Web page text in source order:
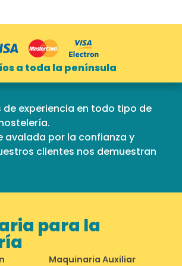
a toda la península
de experiencia en todo tipo de
avalada por la confianza y
clientes nos demuestran
para la
Maquinaria Auxiliar